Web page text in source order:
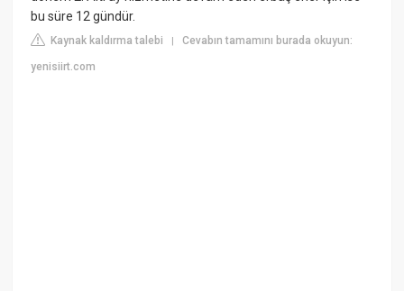
bu süre 12 gündür.
Kaynak kaldırma talebi |Cevabın tamamını burada okuyun:
yenisiirt.com